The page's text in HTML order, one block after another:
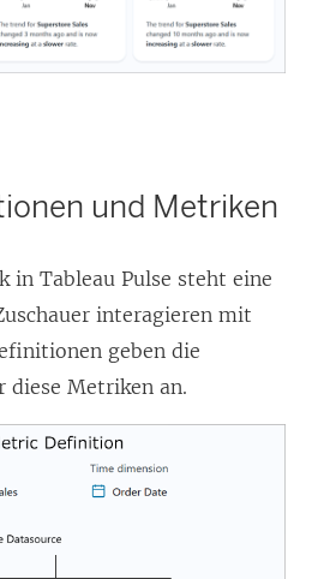
und Metriken
in Tableau Pulse steht eine
interagieren mit
geben die
diese Metriken an.